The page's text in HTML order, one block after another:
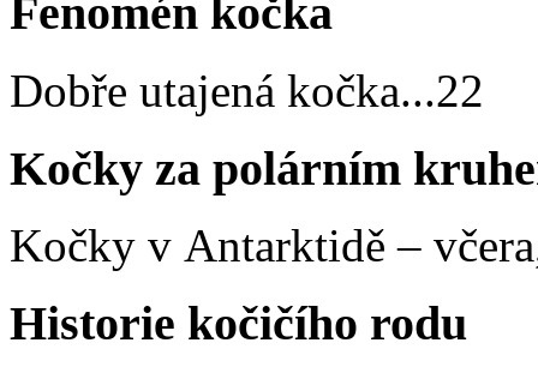
Fenomén kočka
Dobře utajená kočka...22
Kočky za polárním
Kočky v Antarktidě –
Historie kočičího rodu